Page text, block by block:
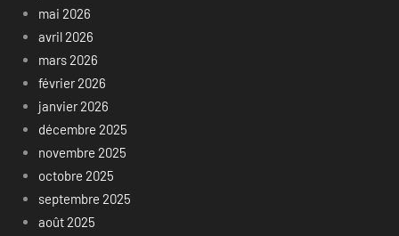
mai 2026
avril 2026
mars 2026
février 2026
janvier 2026
décembre 2025
novembre 2025
octobre 2025
septembre 2025
août 2025